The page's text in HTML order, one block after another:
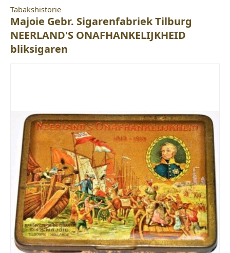
Tabakshistorie
Majoie Gebr. Sigarenfabriek Tilburg
NEERLAND'S ONAFHANKELIJKHEID
bliksigaren